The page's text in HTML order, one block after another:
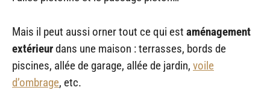
Mais il peut aussi orner tout ce qui est aménagement
extérieurdans une maison : terrasses, bords de
piscines, allée de garage, allée de jardin, voile
d’ombrage, etc.